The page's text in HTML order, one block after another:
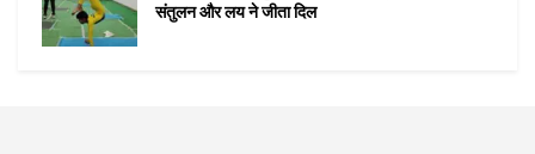
संतुलन और लय ने जीता दिल